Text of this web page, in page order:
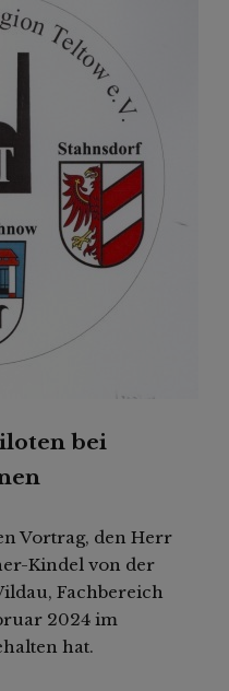
bei
Vortrag, den Herr
Kindel von der
Fachbereich
2024 im
hat.